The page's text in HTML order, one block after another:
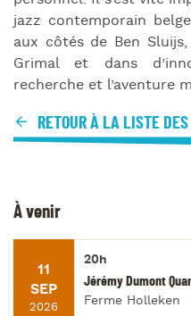
jazz contemporain
aux côtés de Ben
Grimal et dans
recherche et l’aventure
RETOUR À LA LISTE
À venir
11
SEP
2026
20h
Jérémy Dumont
Ferme Holleken